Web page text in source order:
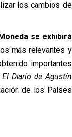
los cambios de
se exhibirá
más relevantes y
importantes
El Diario de Agustín
de los Países